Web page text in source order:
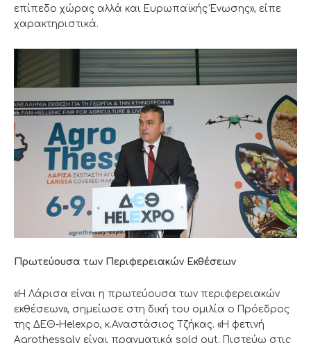
επίπεδο χώρας αλλά και Ευρωπαϊκής Ένωσης», είπε
χαρακτηριστικά.
Πρωτεύουσα των Περιφερειακών Εκθέσεων
«Η Λάρισα είναι η πρωτεύουσα των περιφερειακών
εκθέσεων», σημείωσε στη δική του ομιλία ο Πρόεδρος
της ΔΕΘ-Helexpo, κ.Αναστάσιος Τζήκας. «Η φετινή
Agrothessaly είναι πραγματικά sold out. Πιστεύω στις